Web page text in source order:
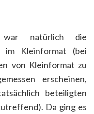
natürlich die
im Kleinformat (bei
von Kleinformat zu
erscheinen,
beteiligten
Da ging es